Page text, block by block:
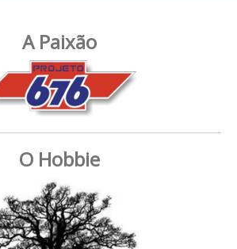
A Paixão
O Hobbie